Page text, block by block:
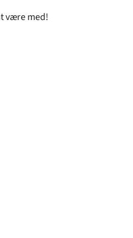
være med!